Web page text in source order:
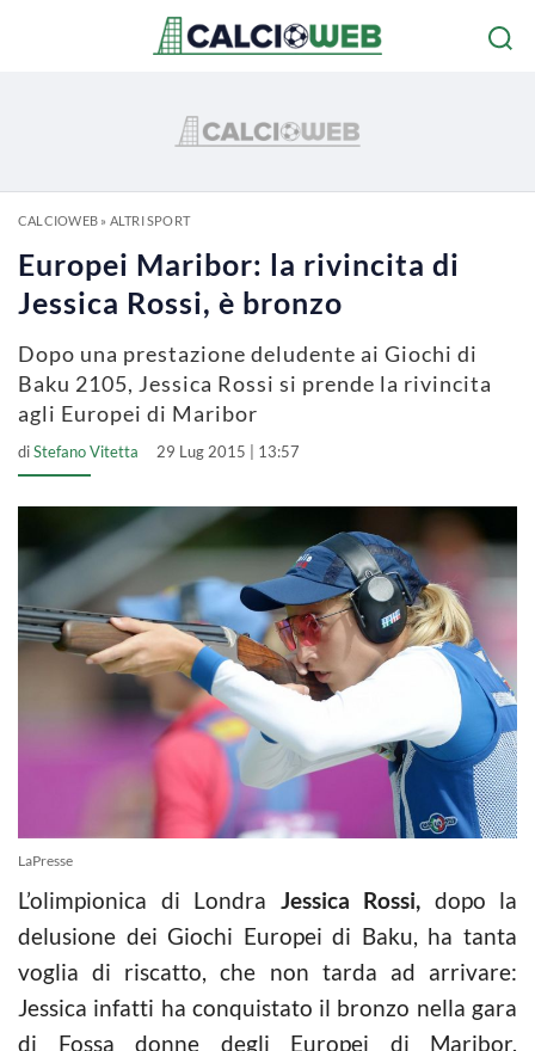
CALCIOWEB» ALTRI SPORT
Europei Maribor: la rivincita di
Jessica Rossi, è bronzo
Dopo una prestazione deludente ai Giochi di
Baku 2105, Jessica Rossi si prende la rivincita
agli Europei di Maribor
diStefano Vitetta 29 Lug 2015 | 13:57
LaPresse
L’olimpionica di Londra Jessica Rossi, dopo la
delusione dei Giochi Europei di Baku, ha tanta
voglia di riscatto, che non tarda ad arrivare:
Jessica infatti ha conquistato il bronzo nella gara
di Fossa donne degli Europei di Maribor,